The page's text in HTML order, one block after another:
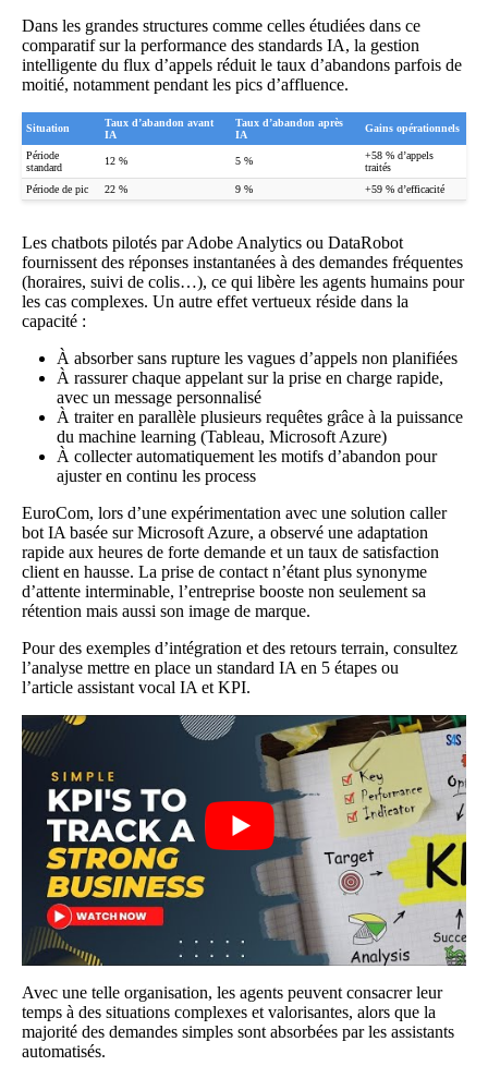
Dans les grandes structures comme celles étudiées dans ce
comparatif sur la performance des standards IA, la gestion
intelligente du flux d’appels réduit le taux d’abandons parfois de
moitié, notamment pendant les pics d’affluence.
Situation
Taux d’abandon avant
IA
Taux d’abandon après
IA
Gains opérationnels
Période
standard
12 % 5 %
+58 % d’appels
traités
Période de pic
22 % 9 % +59 % d’efficacité
Les chatbots pilotés par Adobe Analytics ou DataRobot
fournissent des réponses instantanées à des demandes fréquentes
(horaires, suivi de colis…), ce qui libère les agents humains pour
les cas complexes. Un autre effet vertueux réside dans la
capacité :
À absorber sans rupture les vagues d’appels non planifiées
À rassurer chaque appelant sur la prise en charge rapide,
avec un message personnalisé
À traiter en parallèle plusieurs requêtes grâce à la puissance
du machine learning (Tableau, Microsoft Azure)
À collecter automatiquement les motifs d’abandon pour
ajuster en continu les process
EuroCom, lors d’une expérimentation avec une solution caller
bot IA basée sur Microsoft Azure, a observé une adaptation
rapide aux heures de forte demande et un taux de satisfaction
client en hausse. La prise de contact n’étant plus synonyme
d’attente interminable, l’entreprise booste non seulement sa
rétention mais aussi son image de marque.
Pour des exemples d’intégration et des retours terrain, consultez
l’analyse mettre en place un standard IA en 5 étapes ou
l’article assistant vocal IA et KPI.
Avec une telle organisation, les agents peuvent consacrer leur
temps à des situations complexes et valorisantes, alors que la
majorité des demandes simples sont absorbées par les assistants
automatisés.